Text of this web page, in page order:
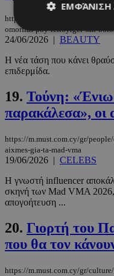
https://m.must.com.cy/gr/
omorfias-poy-leitoyrgei-san-
24/06/2026 | BEAUTY
Η νέα τάση που κάνει
επιδερμίδα.
19. Τούνη:
παρακάλεσα», oι
https://m.must.com.cy/gr/
aixmes-gia-ta-mad-vma
19/06/2026 | CELEBS
Η γνωστή influencer
σκηνή των Mad VMA 2026,
απογοήτευση ...
20. Γιορτή του
που θα τον
https://m.must.com.cy/gr/
ΕΜΦΆΝΙΣΗ
Απολύτως
Τα απολύτως
βασικές
Ο ιστότοπος δεν
χωρίς τα
PinToTopCookie